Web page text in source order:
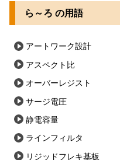
ら～ろ の用語
アートワーク設計
アスペクト比
オーバーレジスト
サージ電圧
静電容量
ラインフィルタ
リジッドフレキ基板